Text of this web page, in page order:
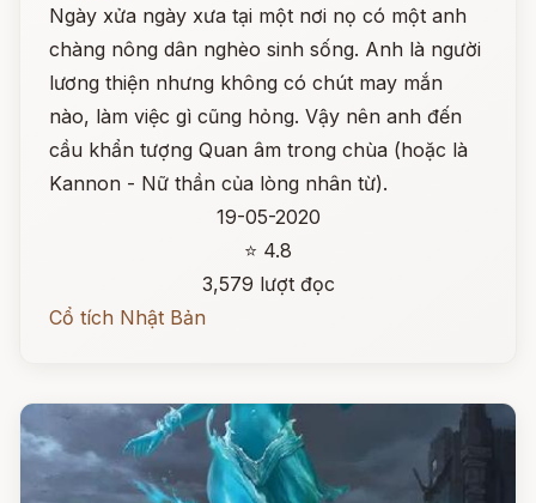
Ngày xửa ngày xưa tại một nơi nọ có một anh
chàng nông dân nghèo sinh sống. Anh là người
lương thiện nhưng không có chút may mắn
nào, làm việc gì cũng hỏng. Vậy nên anh đến
cầu khẩn tượng Quan âm trong chùa (hoặc là
Kannon - Nữ thần của lòng nhân từ).
19-05-2020
⭐ 4.8
3,579 lượt đọc
Cổ tích Nhật Bản